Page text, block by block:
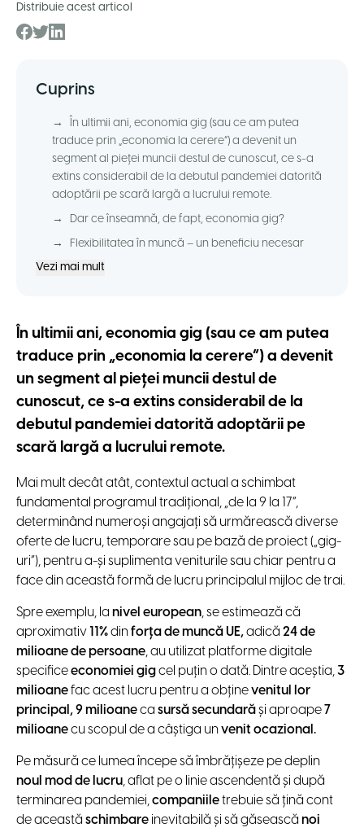
Distribuie acest articol
Cuprins
→
În ultimii ani, economia gig (sau ce am putea
traduce prin „economia la cerere”) a devenit un
segment al pieţei muncii destul de cunoscut, ce s-a
extins considerabil de la debutul pandemiei datorită
adoptării pe scară largă a lucrului remote.
→
Dar ce înseamnă, de fapt, economia gig?
→
Flexibilitatea în muncă – un beneficiu necesar
Vezi mai mult
În ultimii ani, economia gig (sau ce am putea
traduce prin „economia la cerere”) a devenit
un segment al pieţei muncii destul de
cunoscut, ce s-a extins considerabil de la
debutul pandemiei datorită adoptării pe
scară largă a lucrului remote.
Mai mult decât atât, contextul actual a schimbat
fundamental programul tradiţional, „de la 9 la 17”,
determinând numeroşi angajați să urmărească diverse
oferte de lucru, temporare sau pe bază de proiect („gig-
uri”), pentru a-și suplimenta veniturile sau chiar pentru a
face din această formă de lucru principalul mijloc de trai.
Spre exemplu, la nivel european, se estimează că
aproximativ 11%dinforța de muncă UE,adică 24 de
milioane de persoane, au utilizat platforme digitale
specificeeconomiei gigcel puțin o dată. Dintre aceștia,3
milioanefac acest lucru pentru a obţinevenitul lor
principal, 9 milioaneca sursă secundarăși aproape7
milioanecu scopul de a câștiga unvenit ocazional.
Pe măsură ce lumea începe să îmbrățișeze pe deplin
noul mod de lucru, aflat pe o linie ascendentă şi după
terminarea pandemiei,companiiletrebuie să ţină cont
de această schimbare inevitabilă și să găsească noi